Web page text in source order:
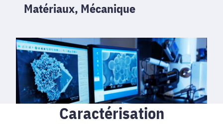
Matériaux, Mécanique
Caractérisation